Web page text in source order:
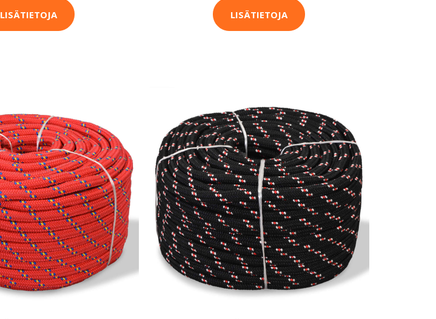
LISÄTIETOJA LISÄTIETOJA